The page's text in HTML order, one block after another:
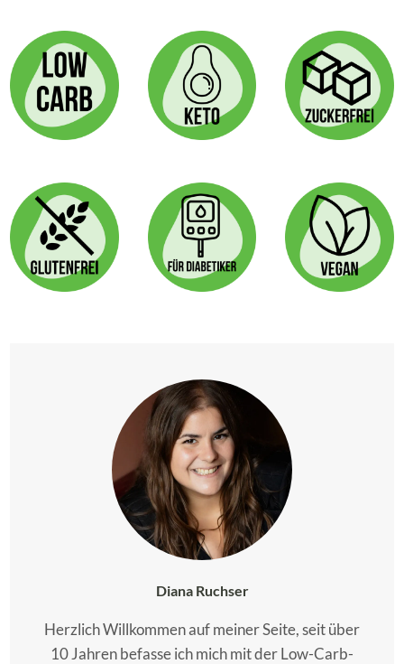
GEMÜSEFÜLLUNG!
Diana Ruchser
Herzlich Willkommen auf meiner Seite, seit über
10 Jahren befasse ich mich mit der Low-Carb-